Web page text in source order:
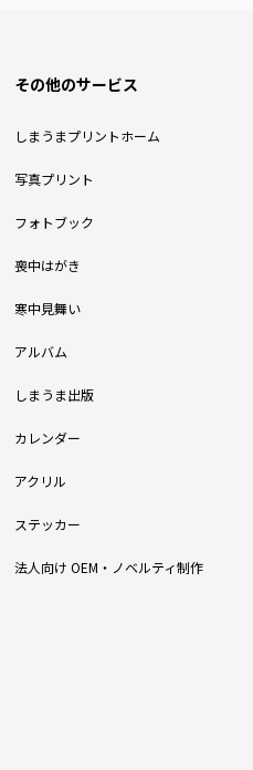
その他のサービス
しまうまプリントホーム
写真プリント
フォトブック
喪中はがき
寒中見舞い
アルバム
しまうま出版
カレンダー
アクリル
ステッカー
法人向け OEM・ノベルティ制作